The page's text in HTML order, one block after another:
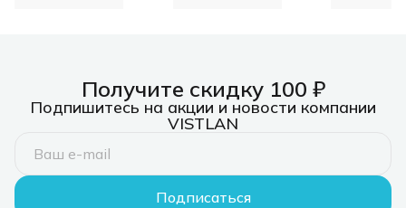
Связь инжиниринг
ИБП линейно-
интерактивный,
6xSchuko (4 batt+ 2
surge), USB, 1 год
гарантии, Россия
Получите скидку 100 ₽
Подпишитесь на акции и новости компании
VISTLAN
Подписаться